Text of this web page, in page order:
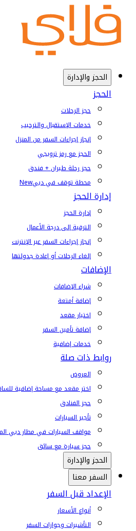
الحجز والإدارة
الحجز
حجز الرحلات
خدمات الإستقبال والترحيب
إنجاز إجراءات السفر من المنزل
الحجز مع رمز ترويجي
حجز رحلة طيران + فندق
محطة توقف في دبيNew
إدارة الحجز
إدارة الحجز
الترقية إلى درجة الأعمال
إنجاز إجراءات السفر عبر الإنترنت
إلغاء الرحلات أو إعادة جدولتها
الإضافات
شراء الإضافات
إضافة أمتعة
اختيار مقعد
إضافة تأمين السفر
خدمات إضافية
روابط ذات صلة
العروض
اختر مقعد مع مساحة إضافية
حجز الفنادق
تأجير السيارات
مواقف السيارات في مطار دبي
حجز سيارة مع سائق
الحجز والإدارة
السفر معنا
الإعداد قبل السفر
أنواع الأسعار
التأشيرات وجوازات السفر